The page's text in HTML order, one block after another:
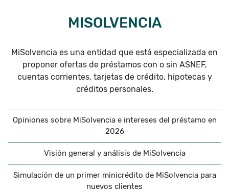
MISOLVENCIA
MiSolvencia es una entidad que está especializada en
proponer ofertas de préstamos con o sin ASNEF,
cuentas corrientes, tarjetas de crédito, hipotecas y
créditos personales.
Opiniones sobre MiSolvencia e intereses del préstamo en
2026
Visión general y análisis de MiSolvencia
Simulación de un primer minicrédito de MiSolvencia para
nuevos clientes